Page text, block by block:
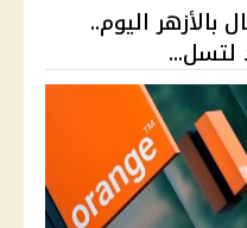
اليوم..
لتسل...